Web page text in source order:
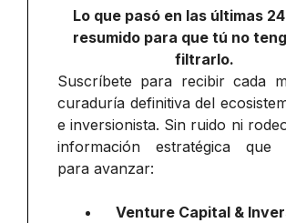
Lo que pasó en las últimas
resumido para que tú no
filtrarlo.
Suscríbete para recibir cada
curaduría definitiva del
e inversionista. Sin ruido ni
información estratégica que
para avanzar:
Venture Capital &